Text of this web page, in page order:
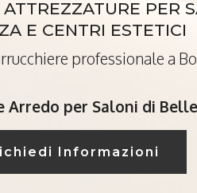
PER
E CENTRI ESTETICI
professionale a
per Saloni di
Informazioni